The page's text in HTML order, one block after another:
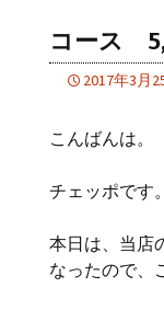
コース
2017年3月
こんばんは。
チェッポです。
本日は、当店
なったので、